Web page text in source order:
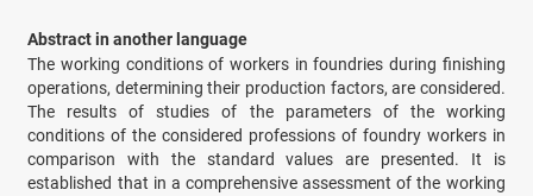
Abstract in another language
The working conditions of workers in foundries during finishing
operations, determining their production factors, are considered.
The results of studies of the parameters of the working
conditions of the considered professions of foundry workers in
comparison with the standard values are presented. It is
established that in a comprehensive assessment of the working